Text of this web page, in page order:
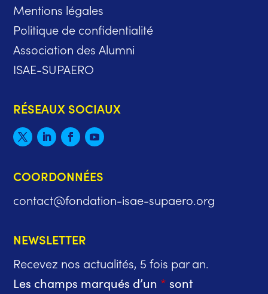
Mentions légales
Politique de confidentialité
Association des Alumni
ISAE-SUPAERO
RÉSEAUX SOCIAUX
COORDONNÉES
contact@fondation-isae-supaero.org
NEWSLETTER
Recevez nos actualités, 5 fois par an.
Les champs marqués d’un * sont